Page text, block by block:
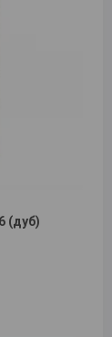
(дуб)